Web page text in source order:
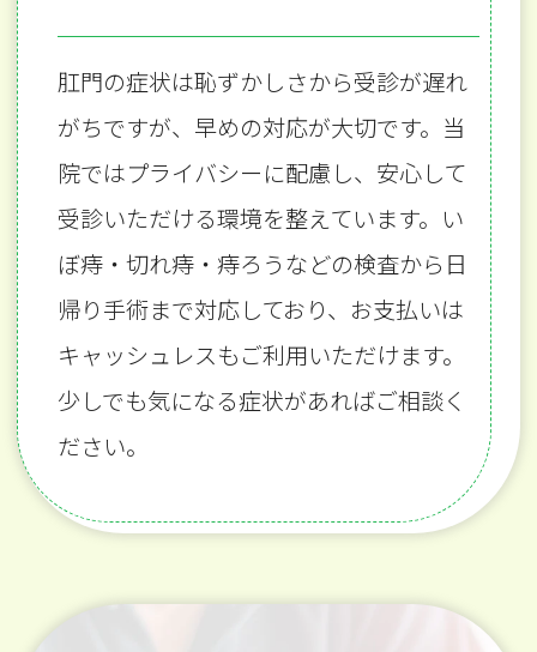
肛門の症状は恥ずかしさから受診が遅れ
がちですが、早めの対応が大切です。当
院ではプライバシーに配慮し、安心して
受診いただける環境を整えています。い
ぼ痔・切れ痔・痔ろうなどの検査から日
帰り手術まで対応しており、お支払いは
キャッシュレスもご利用いただけます。
少しでも気になる症状があればご相談く
ださい。